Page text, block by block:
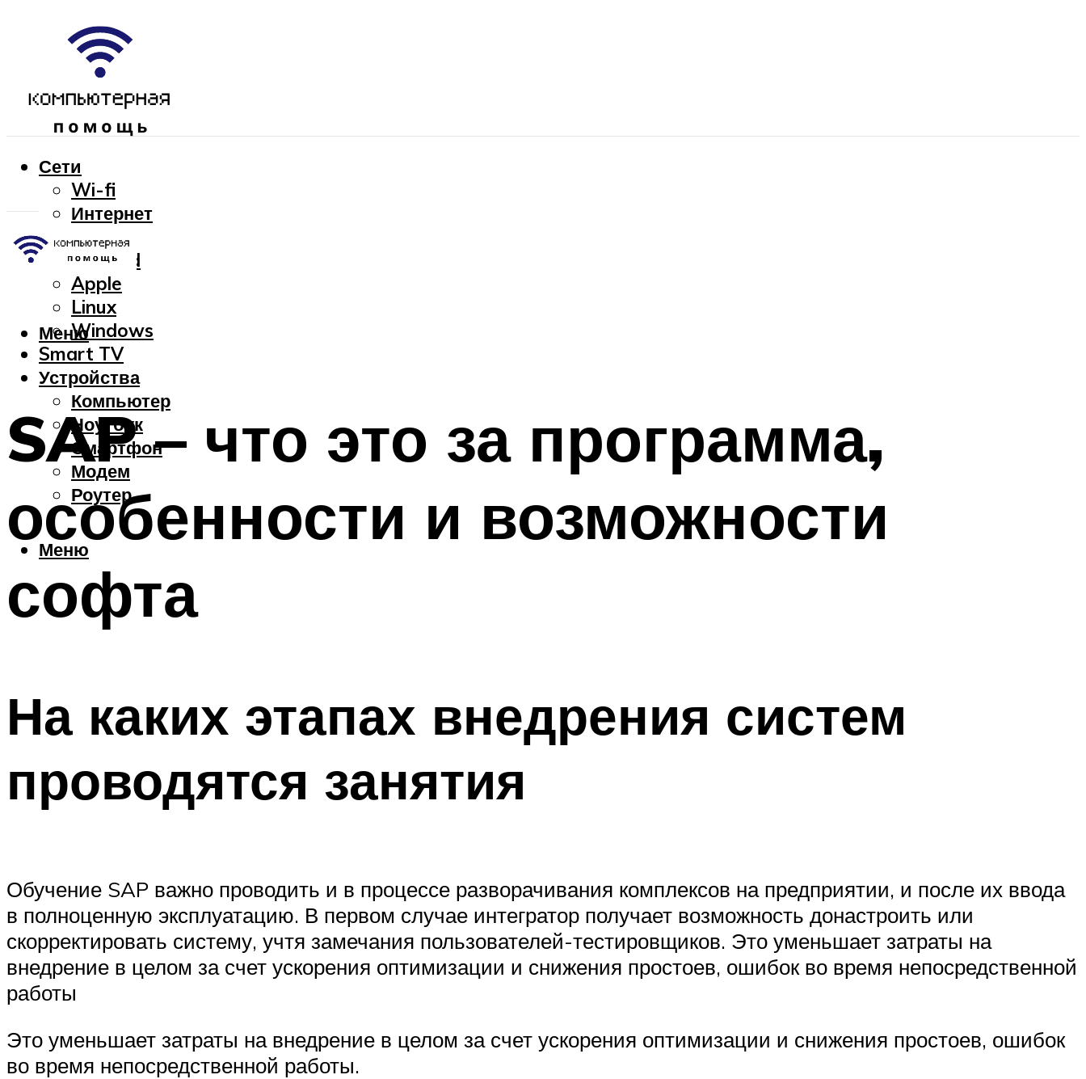
Сети
Wi-fi
Интернет
OC
Android
Apple
Linux
Windows
Smart TV
Устройства
Компьютер
Ноутбук
Смартфон
Модем
Роутер
Меню
Меню
SAP – что это за программа,
особенности и возможности
софта
На каких этапах внедрения систем
проводятся занятия
Обучение SAP важно проводить и в процессе разворачивания комплексов на предприятии, и после их ввода
в полноценную эксплуатацию. В первом случае интегратор получает возможность донастроить или
скорректировать систему, учтя замечания пользователей-тестировщиков. Это уменьшает затраты на
внедрение в целом за счет ускорения оптимизации и снижения простоев, ошибок во время непосредственной
работы
Это уменьшает затраты на внедрение в целом за счет ускорения оптимизации и снижения простоев, ошибок
во время непосредственной работы.